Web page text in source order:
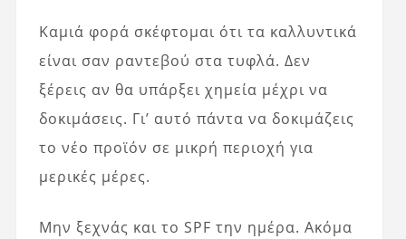
Καμιά φορά σκέφτομαι ότι τα καλλυντικά
είναι σαν ραντεβού στα τυφλά. Δεν
ξέρεις αν θα υπάρξει χημεία μέχρι να
δοκιμάσεις. Γι’ αυτό πάντα να δοκιμάζεις
το νέο προϊόν σε μικρή περιοχή για
μερικές μέρες.
Μην ξεχνάς και το SPF την ημέρα. Ακόμα